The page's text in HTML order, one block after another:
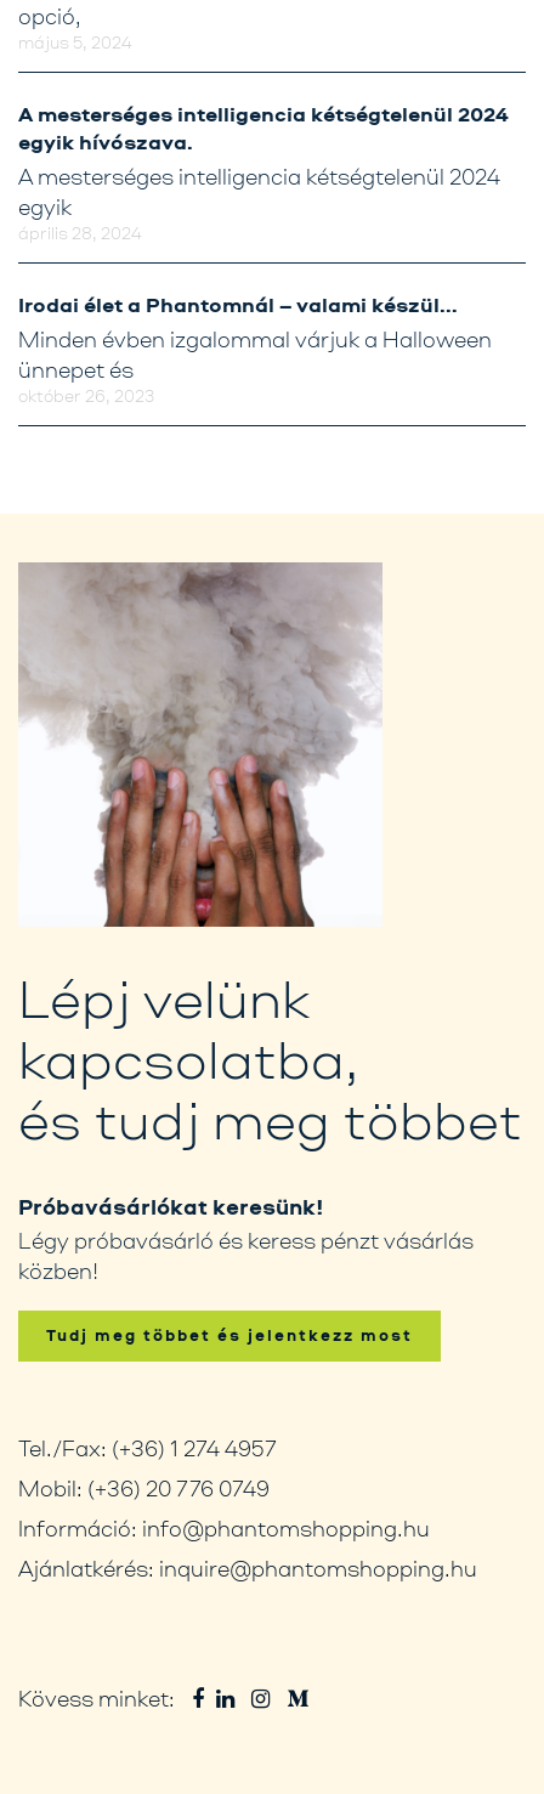
május 5, 2024
opció,
A mesterséges intelligencia kétségtelenül 2024
egyik hívószava.
április 28, 2024
A mesterséges intelligencia kétségtelenül 2024
egyik
Irodai élet a Phantomnál – valami készül…
október 26, 2023
Minden évben izgalommal várjuk a Halloween
ünnepet és
Lépj velünk
kapcsolatba,
és tudj meg többet
Próbavásárlókat keresünk!
Légy próbavásárló és keress pénzt vásárlás
közben!
Tudj meg többet és jelentkezz most
Tel./Fax: (+36) 1 274 4957
Mobil: (+36) 20 776 0749
Információ: info@phantomshopping.hu
Ajánlatkérés: inquire@phantomshopping.hu
Kövess minket: